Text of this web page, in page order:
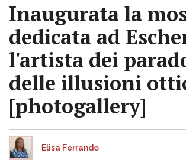
Inaugurata la
dedicata ad
l'artista dei
delle illusioni
[photogallery]
Elisa Ferrando